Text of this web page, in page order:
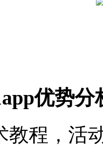
优势分
教程，活